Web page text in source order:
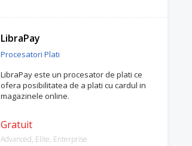
LibraPay
Procesatori Plati
LibraPay este un procesator de plati ce
ofera posibilitatea de a plati cu cardul in
magazinele online.
Gratuit
Advanced, Elite, Enterprise